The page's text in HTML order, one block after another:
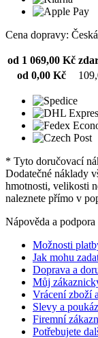
Cena dopravy:
od 1 069,00 Kč
od 0,00 Kč
* Tyto doručovací
Dodatečné náklady
hmotnosti, velikosti
naleznete přímo v
Nápověda a podpora
Možnosti
Jak mohu
Doprava a
Můj
Vrácení zboží
Slevy a
Firemní
Potřebujete